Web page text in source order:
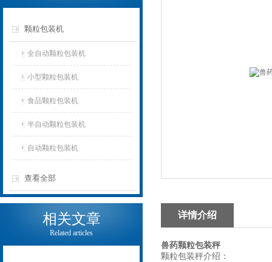
颗粒包装机
全自动颗粒包装机
小型颗粒包装机
食品颗粒包装机
半自动颗粒包装机
自动颗粒包装机
查看全部
相关文章
Related articles
详情介绍
兽药颗粒包装秤
颗粒包装秤介绍：